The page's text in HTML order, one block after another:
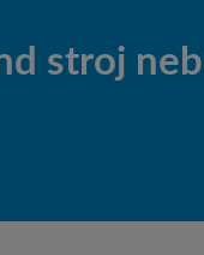
stroj